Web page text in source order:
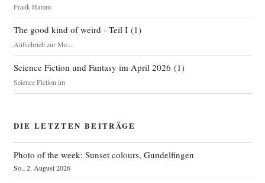
Frank Hamm
The good kind of weird - Teil I(1)
Aufschrieb zur Me...
Science Fiction und Fantasy im April 2026 (1)
Science Fiction im
DIE LETZTEN BEITRÄGE
Photo of the week: Sunset colours, Gundelfingen
So., 2. August 2026